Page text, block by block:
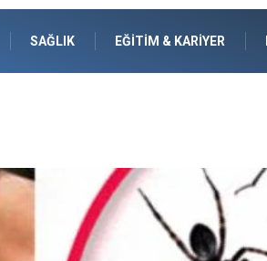
SAĞLIK EĞITIM & KARIYER